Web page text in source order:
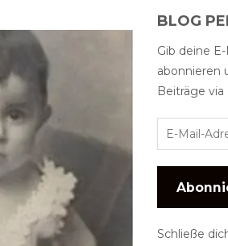
BLOG
Gib deine
abonnieren
Beiträge
Schließe